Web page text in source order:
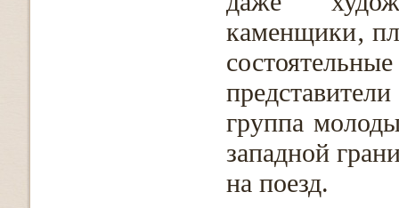
каменщики‚
группа
западной
на поезд.